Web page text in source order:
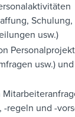
usw.)
usw.)
-regeln und -